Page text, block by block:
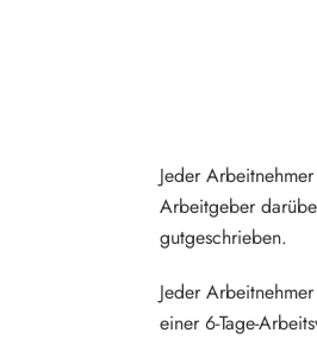
Jeder
Arbeitgeber
gutgeschrieben.
Jeder
einer 6-Tage-